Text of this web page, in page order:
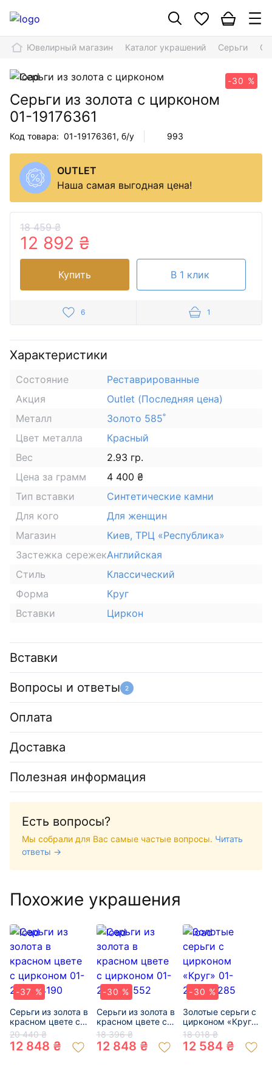
Ювелирный магазин Каталог украшений Серьги
-30 %
Серьги из золота с цирконом
01-19176361
Код товара: 01-19176361, б/у 993
OUTLET
Наша самая выгодная цена!
18 459 ₴
12 892 ₴
Купить В 1 клик
6 1
Характеристики
Состояние
Реставрированные
Акция
Outlet (Последняя цена)
Металл
Золото 585˚
Цвет металла
Красный
Вес
2.93 гр.
Цена за грамм
4 400 ₴
Тип вставки
Синтетические камни
Для кого
Для женщин
Магазин
Киев, ТРЦ «Республика»
Застежка сережекАнглийская
Стиль
Классический
Форма
Круг
Вставки
Циркон
Вставки
Вопросы и ответы 2
Оплата
Доставка
Полезная информация
Есть вопросы?
Мы собрали для Вас самые частые вопросы. Читать
ответы →
Похожие украшения
-37 %
Серьги из золота в
красном цвете с
цирконом 01-
200034190
20 440 ₴
12 848 ₴
-30 %
Серьги из золота в
красном цвете с
цирконом 01-
200382552
18 396 ₴
12 848 ₴
-30 %
Золотые серьги с
цирконом «Круг»
01-200134285
18 018 ₴
12 584 ₴